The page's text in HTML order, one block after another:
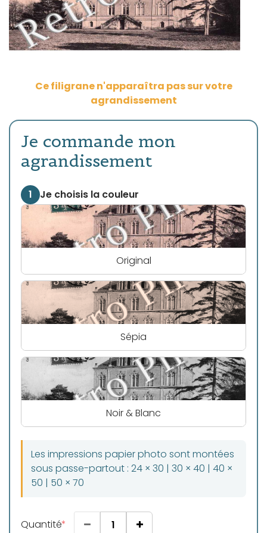
Ce filigrane n'apparaîtra pas sur votre
agrandissement
Je commande mon
agrandissement
1 Je choisis la couleur
Original
Sépia
Noir & Blanc
Les impressions papier photo sont montées
sous passe-partout : 24 × 30 | 30 × 40 | 40 ×
50 | 50 × 70
Quantité